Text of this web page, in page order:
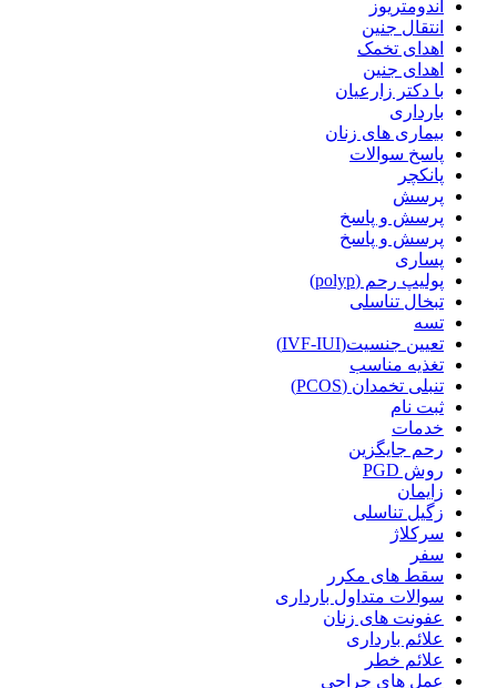
آندومتریوز
انتقال جنین
اهدای تخمک
اهدای جنین
با دکتر زارعیان
بارداری
بیماری های زنان
پاسخ سوالات
پانکچر
پرسش
پرسش و پاسخ
پرسش و پاسخ
پساری
پولیپ رحم (polyp)
تبخال تناسلی
تسه
تعیین جنسیت(IVF-IUI)
تغذیه مناسب
تنبلی تخمدان (PCOS)
ثبت نام
خدمات
رحم جایگزین
روش PGD
زایمان
زگیل تناسلی
سرکلاژ
سفر
سقط های مکرر
سوالات متداول بارداری
عفونت های زنان
علائم بارداری
علائم خطر
عمل های جراحی